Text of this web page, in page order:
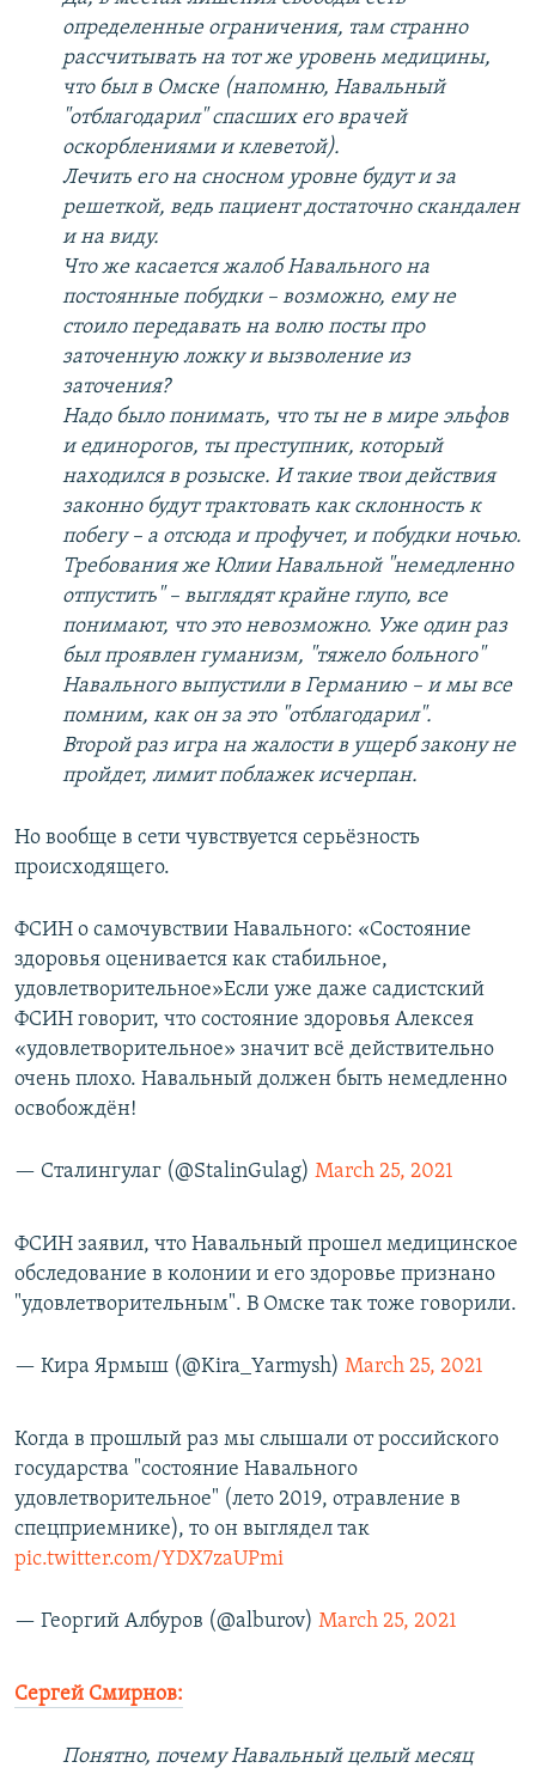
определенные ограничения, там странно
рассчитывать на тот же уровень медицины,
что был в Омске (напомню, Навальный
"отблагодарил" спасших его врачей
оскорблениями и клеветой).
Лечить его на сносном уровне будут и за
решеткой, ведь пациент достаточно скандален
и на виду.
Что же касается жалоб Навального на
постоянные побудки – возможно, ему не
стоило передавать на волю посты про
заточенную ложку и вызволение из
заточения?
Надо было понимать, что ты не в мире эльфов
и единорогов, ты преступник, который
находился в розыске. И такие твои действия
законно будут трактовать как склонность к
побегу – а отсюда и профучет, и побудки ночью.
Требования же Юлии Навальной "немедленно
отпустить" – выглядят крайне глупо, все
понимают, что это невозможно. Уже один раз
был проявлен гуманизм, "тяжело больного"
Навального выпустили в Германию – и мы все
помним, как он за это "отблагодарил".
Второй раз игра на жалости в ущерб закону не
пройдет, лимит поблажек исчерпан.
Но вообще в сети чувствуется серьёзность
происходящего.
ФСИН о самочувствии Навального: «Состояние
здоровья оценивается как стабильное,
удовлетворительное»Если уже даже садистский
ФСИН говорит, что состояние здоровья Алексея
«удовлетворительное» значит всё действительно
очень плохо. Навальный должен быть немедленно
освобождён!
— Сталингулаг (@StalinGulag) March 25, 2021
ФСИН заявил, что Навальный прошел медицинское
обследование в колонии и его здоровье признано
"удовлетворительным". В Омске так тоже говорили.
— Кира Ярмыш (@Kira_Yarmysh) March 25, 2021
Когда в прошлый раз мы слышали от российского
государства "состояние Навального
удовлетворительное" (лето 2019, отравление в
спецприемнике), то он выглядел так
pic.twitter.com/YDX7zaUPmi
— Георгий Албуров (@alburov) March 25, 2021
Сергей Смирнов:
Понятно, почему Навальный целый месяц